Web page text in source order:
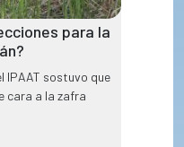
para la
IPAAT sostuvo que
cara a la zafra